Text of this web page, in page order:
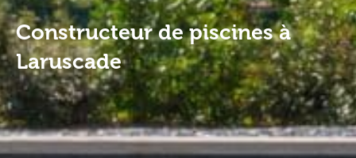
Constructeur de piscines à
Laruscade